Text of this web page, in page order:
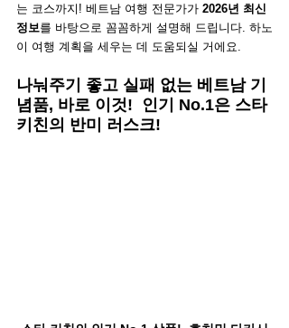
는 코스까지! 베트남 여행 전문가가 2026년 최신
정보를 바탕으로 꼼꼼하게 설명해 드립니다. 하노
이 여행 계획을 세우는 데 도움되실 거에요.
나눠주기 좋고 실패 없는 베트남 기
념품, 바로 이것!  인기 No.1은 스타
키친의 반미 러스크!